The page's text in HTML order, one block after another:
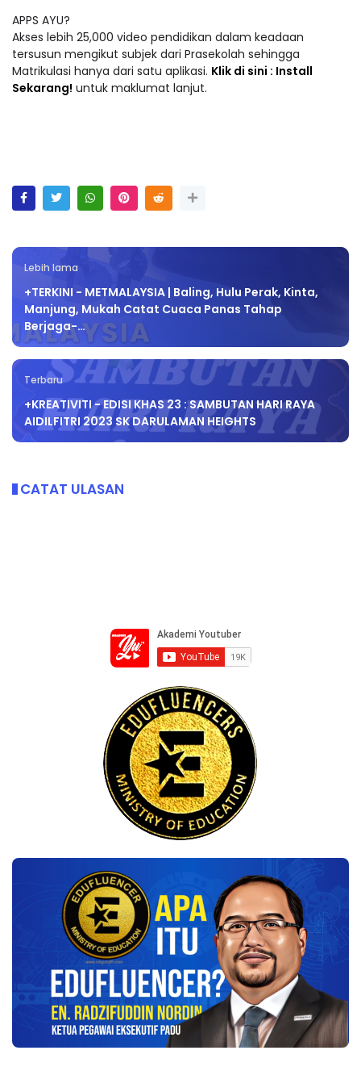
APPS AYU?
Akses lebih 25,000 video pendidikan dalam keadaan
tersusun mengikut subjek dari Prasekolah sehingga
Matrikulasi hanya dari satu aplikasi. Klik di sini : Install
Sekarang! untuk maklumat lanjut.
Lebih lama
+TERKINI - METMALAYSIA | Baling, Hulu Perak, Kinta,
Manjung, Mukah Catat Cuaca Panas Tahap
Berjaga-…
Terbaru
+KREATIVITI - EDISI KHAS 23 : SAMBUTAN HARI RAYA
AIDILFITRI 2023 SK DARULAMAN HEIGHTS
CATAT ULASAN